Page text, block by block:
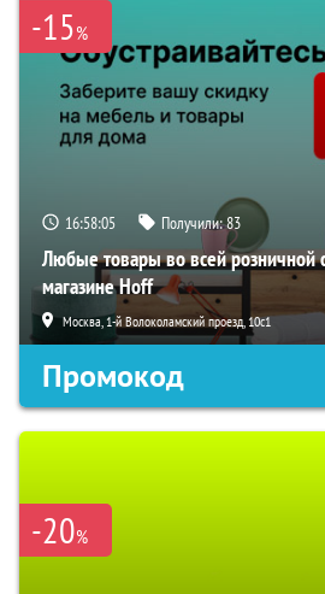
-15%
16:58:03 Получили:83
Любые товары во всей розничной
магазине Hoff
Москва, 1-й Волоколамский проезд, 10с1
Промокод
-20%